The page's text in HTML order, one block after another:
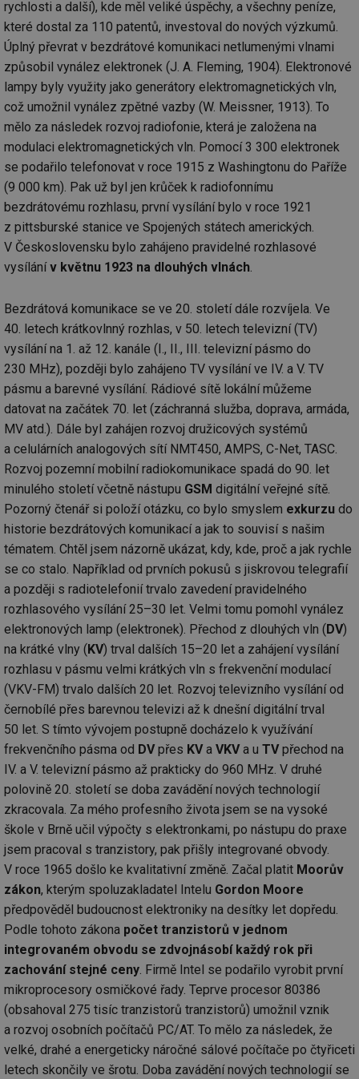
rychlosti a další), kde měl veliké úspěchy, a všechny peníze,
které dostal za 110 patentů, investoval do nových výzkumů.
Úplný převrat v bezdrátové komunikaci netlumenými vlnami
způsobil vynález elektronek (J. A. Fleming, 1904). Elektronové
lampy byly využity jako generátory elektromagnetických vln,
což umožnil vynález zpětné vazby (W. Meissner, 1913). To
mělo za následek rozvoj radiofonie, která je založena na
modulaci elektromagnetických vln. Pomocí 3 300 elektronek
se podařilo telefonovat v roce 1915 z Washingtonu do Paříže
(9 000 km). Pak už byl jen krůček k radiofonnímu
bezdrátovému rozhlasu, první vysílání bylo v roce 1921
z pittsburské stanice ve Spojených státech amerických.
V Československu bylo zahájeno pravidelné rozhlasové
vysílánív květnu 1923 na dlouhých vlnách.
Bezdrátová komunikace se ve 20. století dále rozvíjela. Ve
40. letech krátkovlnný rozhlas, v 50. letech televizní (TV)
vysílání na 1. až 12. kanále (I., II., III. televizní pásmo do
230 MHz), později bylo zahájeno TV vysílání ve IV. a V. TV
pásmu a barevné vysílání. Rádiové sítě lokální můžeme
datovat na začátek 70. let (záchranná služba, doprava, armáda,
MV atd.). Dále byl zahájen rozvoj družicových systémů
a celulárních analogových sítí NMT450, AMPS, C-Net, TASC.
Rozvoj pozemní mobilní radiokomunikace spadá do 90. let
minulého století včetně nástupu GSM digitální veřejné sítě.
Pozorný čtenář si položí otázku, co bylo smyslem exkurzu do
historie bezdrátových komunikací a jak to souvisí s našim
tématem. Chtěl jsem názorně ukázat, kdy, kde, proč a jak rychle
se co stalo. Například od prvních pokusů s jiskrovou telegrafií
a později s radiotelefonií trvalo zavedení pravidelného
rozhlasového vysílání 25–30 let. Velmi tomu pomohl vynález
elektronových lamp (elektronek). Přechod z dlouhých vln ( DV)
na krátké vlny ( KV) trval dalších 15–20 let a zahájení vysílání
rozhlasu v pásmu velmi krátkých vln s frekvenční modulací
(VKV-FM) trvalo dalších 20 let. Rozvoj televizního vysílání od
černobílé přes barevnou televizi až k dnešní digitální trval
50 let. S tímto vývojem postupně docházelo k využívání
frekvenčního pásma od DVpřes KVa VKVa u TVpřechod na
IV. a V. televizní pásmo až prakticky do 960 MHz. V druhé
polovině 20. století se doba zavádění nových technologií
zkracovala. Za mého profesního života jsem se na vysoké
škole v Brně učil výpočty s elektronkami, po nástupu do praxe
jsem pracoval s tranzistory, pak přišly integrované obvody.
V roce 1965 došlo ke kvalitativní změně. Začal platit Moorův
zákon, kterým spoluzakladatel Intelu Gordon Moore
předpověděl budoucnost elektroniky na desítky let dopředu.
Podle tohoto zákona počet tranzistorů v jednom
integrovaném obvodu se zdvojnásobí každý rok při
zachování stejné ceny. Firmě Intel se podařilo vyrobit první
mikroprocesory osmičkové řady. Teprve procesor 80386
(obsahoval 275 tisíc tranzistorů tranzistorů) umožnil vznik
a rozvoj osobních počítačů PC/AT. To mělo za následek, že
velké, drahé a energeticky náročné sálové počítače po čtyřiceti
letech skončily ve šrotu. Doba zavádění nových technologií se